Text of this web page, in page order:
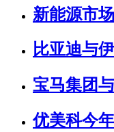
新能源市
比亚迪与
宝马集团
优美科今